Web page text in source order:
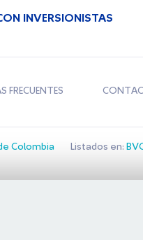
INVERSIONISTAS
FRECUENTES
Colombia Listados en: